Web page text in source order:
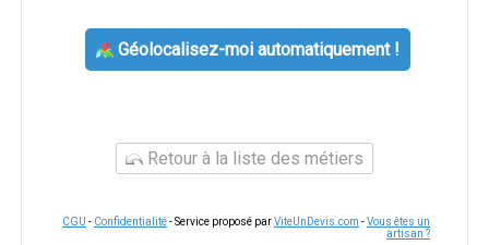
Géolocalisez-moi automatiquement !
Retour à la liste des métiers
CGU - Confidentialité- Service proposé parViteUnDevis.com -Vous êtes un
artisan ?